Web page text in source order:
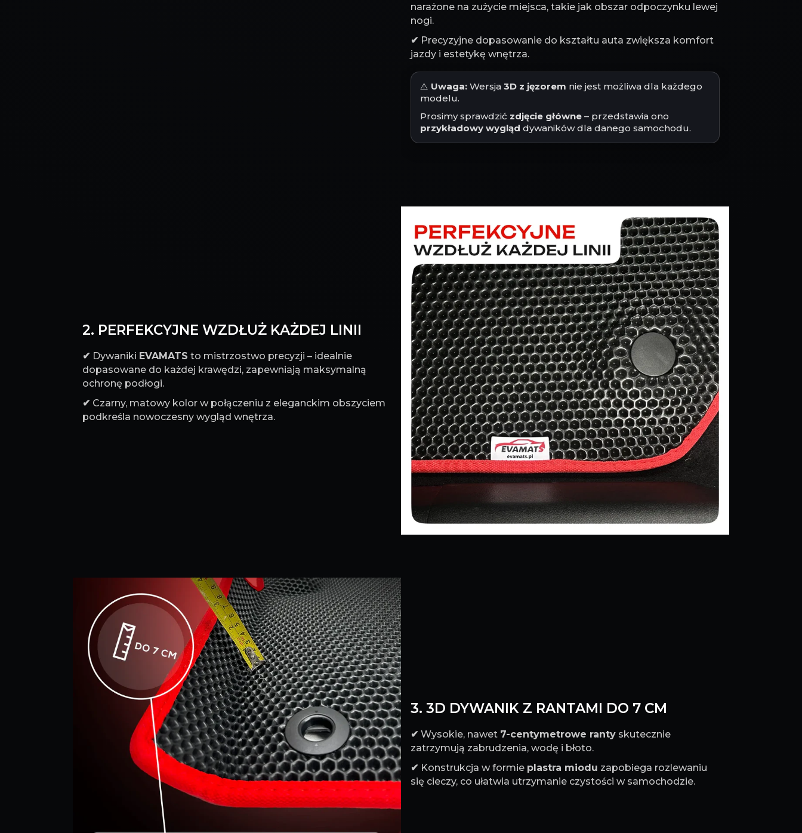
narażone na zużycie miejsca, takie jak obszar odpoczynku lewej
nogi.
✔ Precyzyjne dopasowanie do kształtu auta zwiększa komfort
jazdy i estetykę wnętrza.
⚠️ Uwaga: Wersja 3D z jęzorem nie jest możliwa dla każdego
modelu.
Prosimy sprawdzić zdjęcie główne – przedstawia ono
przykładowy wygląd dywaników dla danego samochodu.
2. PERFEKCYJNE WZDŁUŻ KAŻDEJ LINII
✔ Dywaniki EVAMATS to mistrzostwo precyzji – idealnie
dopasowane do każdej krawędzi, zapewniają maksymalną
ochronę podłogi.
✔ Czarny, matowy kolor w połączeniu z eleganckim obszyciem
podkreśla nowoczesny wygląd wnętrza.
3. 3D DYWANIK Z RANTAMI DO 7 CM
✔ Wysokie, nawet 7-centymetrowe ranty skutecznie
zatrzymują zabrudzenia, wodę i błoto.
✔ Konstrukcja w formie plastra miodu zapobiega rozlewaniu
się cieczy, co ułatwia utrzymanie czystości w samochodzie.